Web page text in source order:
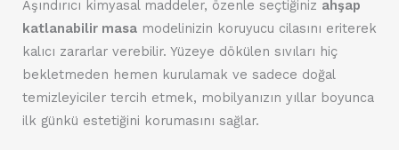
Aşındırıcı kimyasal maddeler, özenle seçtiğiniz ahşap
katlanabilir masa modelinizin koruyucu cilasını eriterek
kalıcı zararlar verebilir. Yüzeye dökülen sıvıları hiç
bekletmeden hemen kurulamak ve sadece doğal
temizleyiciler tercih etmek, mobilyanızın yıllar boyunca
ilk günkü estetiğini korumasını sağlar.